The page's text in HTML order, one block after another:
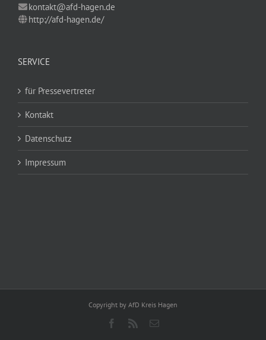
kontakt@afd-hagen.de
http://afd-hagen.de/
SERVICE
für Pressevertreter
Kontakt
Datenschutz
Impressum
Copyright by AfD Kreis Hagen
Facebook
Rss
E-